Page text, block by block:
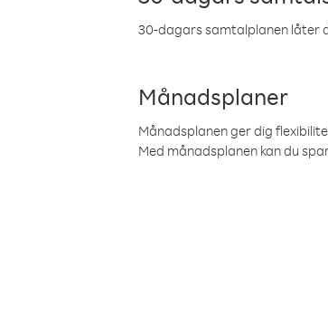
30-dagars samtalplanen låter
Månadsplaner
Månadsplanen ger dig
Med månadsplanen kan du